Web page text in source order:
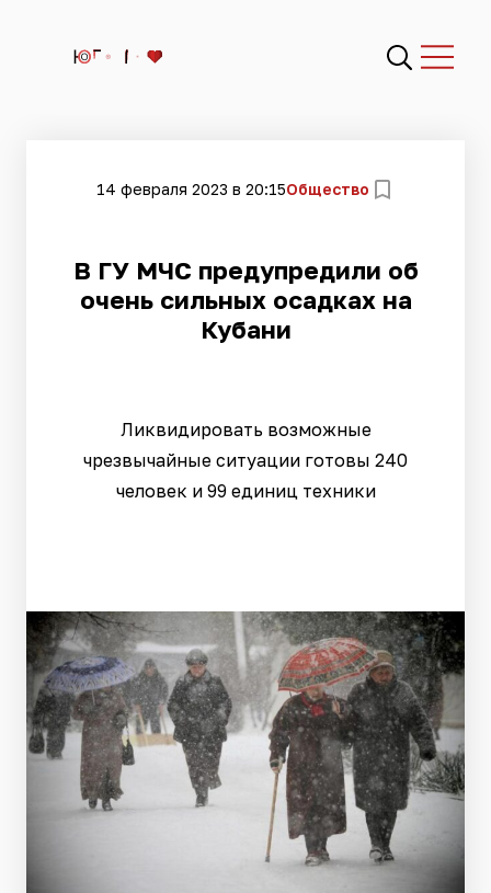
14 февраля 2023 в 20:15Общество
В ГУ МЧС предупредили об
очень сильных осадках на
Кубани
Ликвидировать возможные
чрезвычайные ситуации готовы 240
человек и 99 единиц техники